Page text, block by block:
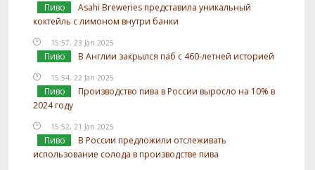
Пиво
Asahi Breweries представила уникальный
коктейль с лимоном внутри банки
15:57, 23 Jan 2025
Пиво В Англии закрылся паб с 460-летней историей
15:54, 22 Jan 2025
Пиво
Производство пива в России выросло на 10% в
2024 году
15:52, 21 Jan 2025
Пиво
В России предложили отслеживать
использование солода в производстве пива